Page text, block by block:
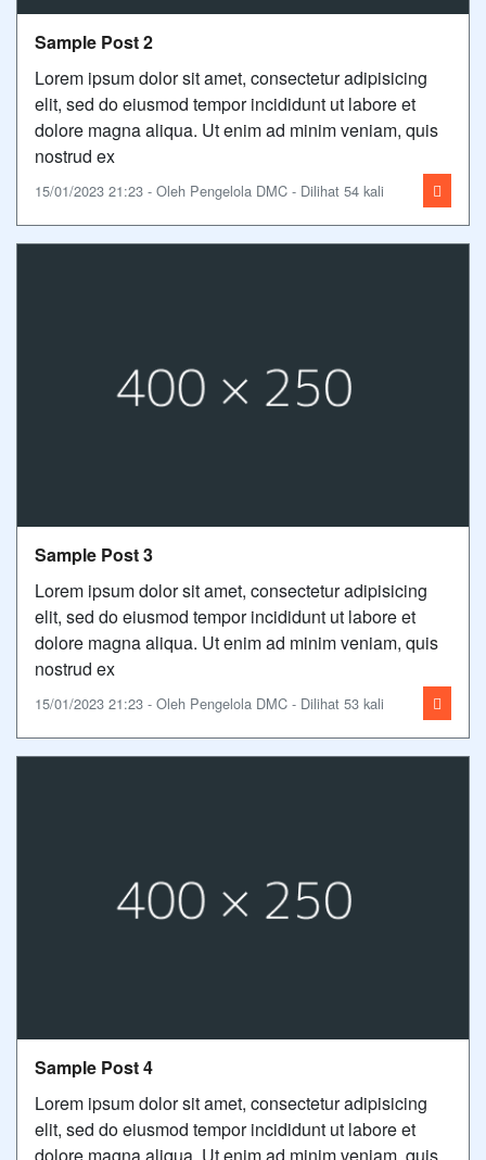
Sample Post 2
Lorem ipsum dolor sit amet, consectetur adipisicing
elit, sed do eiusmod tempor incididunt ut labore et
dolore magna aliqua. Ut enim ad minim veniam, quis
nostrud ex
15/01/2023 21:23 - Oleh Pengelola DMC - Dilihat 54 kali
Sample Post 3
Lorem ipsum dolor sit amet, consectetur adipisicing
elit, sed do eiusmod tempor incididunt ut labore et
dolore magna aliqua. Ut enim ad minim veniam, quis
nostrud ex
15/01/2023 21:23 - Oleh Pengelola DMC - Dilihat 53 kali
Sample Post 4
Lorem ipsum dolor sit amet, consectetur adipisicing
elit, sed do eiusmod tempor incididunt ut labore et